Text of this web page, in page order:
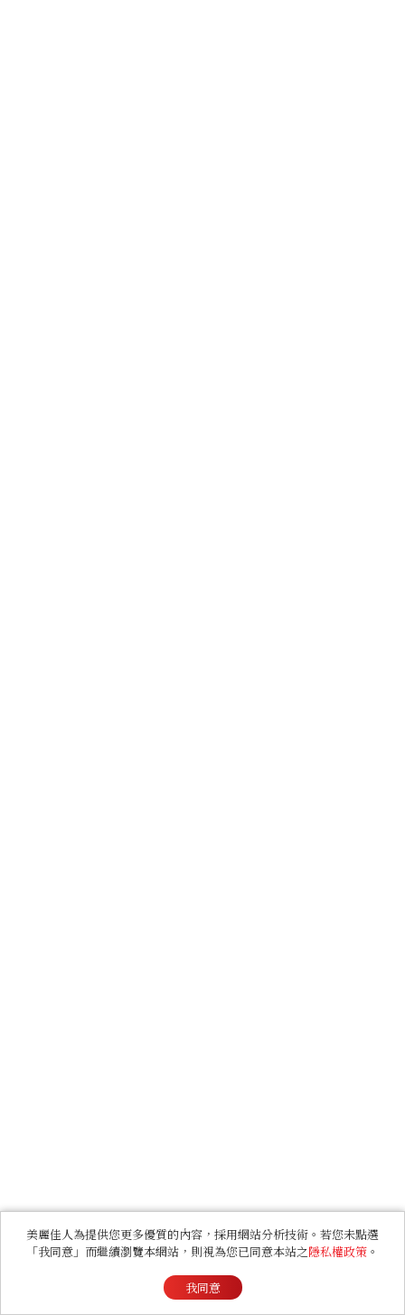
美麗佳人為提供您更多優質的內容，採用網站分析技術。若您未點選
「我同意」而繼續瀏覽本網站，則視為您已同意本站之隱私權政策 。
我同意